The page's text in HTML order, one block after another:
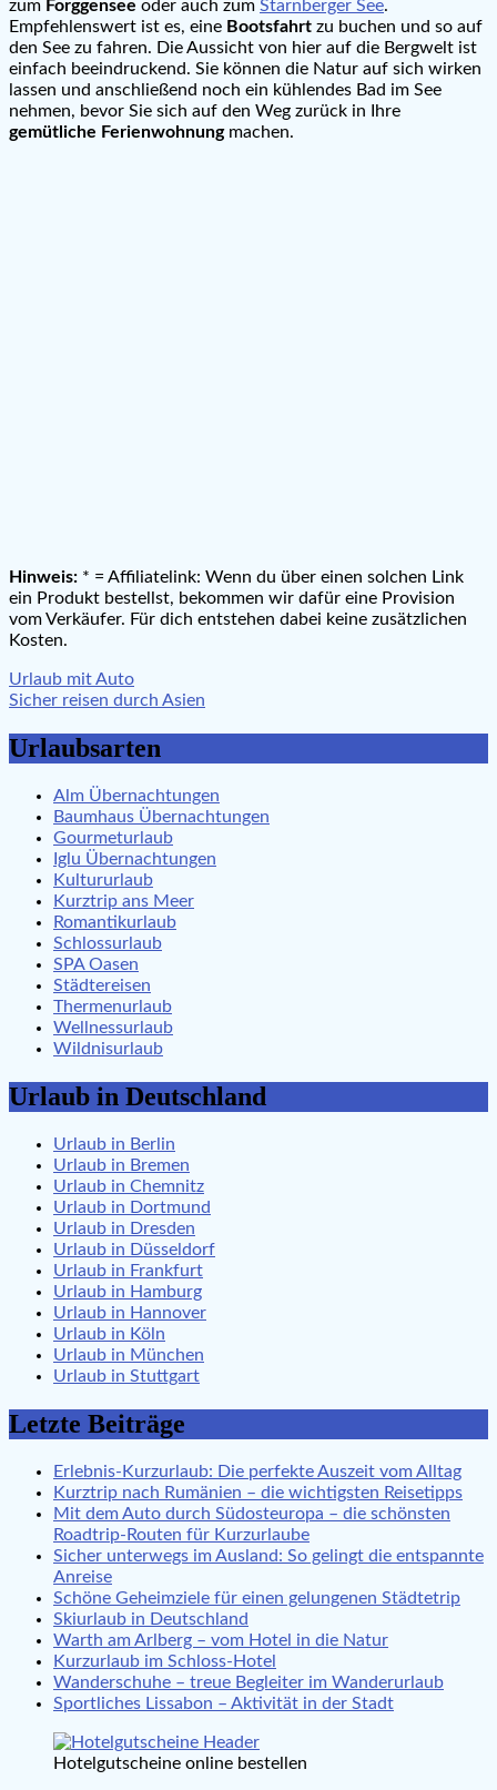
zum Forggensee oder auch zum Starnberger See.
Empfehlenswert ist es, eine Bootsfahrt zu buchen und so auf
den See zu fahren. Die Aussicht von hier auf die Bergwelt ist
einfach beeindruckend. Sie können die Natur auf sich wirken
lassen und anschließend noch ein kühlendes Bad im See
nehmen, bevor Sie sich auf den Weg zurück in Ihre
gemütliche Ferienwohnungmachen.
Hinweis: * = Affiliatelink: Wenn du über einen solchen Link
ein Produkt bestellst, bekommen wir dafür eine Provision
vom Verkäufer. Für dich entstehen dabei keine zusätzlichen
Kosten.
Beitragsnavigation
Urlaub mit Auto
Sicher reisen durch Asien
Urlaubsarten
Alm Übernachtungen
Baumhaus Übernachtungen
Gourmeturlaub
Iglu Übernachtungen
Kultururlaub
Kurztrip ans Meer
Romantikurlaub
Schlossurlaub
SPA Oasen
Städtereisen
Thermenurlaub
Wellnessurlaub
Wildnisurlaub
Urlaub in Deutschland
Urlaub in Berlin
Urlaub in Bremen
Urlaub in Chemnitz
Urlaub in Dortmund
Urlaub in Dresden
Urlaub in Düsseldorf
Urlaub in Frankfurt
Urlaub in Hamburg
Urlaub in Hannover
Urlaub in Köln
Urlaub in München
Urlaub in Stuttgart
Letzte Beiträge
Erlebnis-Kurzurlaub: Die perfekte Auszeit vom Alltag
Kurztrip nach Rumänien – die wichtigsten Reisetipps
Mit dem Auto durch Südosteuropa – die schönsten
Roadtrip-Routen für Kurzurlaube
Sicher unterwegs im Ausland: So gelingt die entspannte
Anreise
Schöne Geheimziele für einen gelungenen Städtetrip
Skiurlaub in Deutschland
Warth am Arlberg – vom Hotel in die Natur
Kurzurlaub im Schloss-Hotel
Wanderschuhe – treue Begleiter im Wanderurlaub
Sportliches Lissabon – Aktivität in der Stadt
Hotelgutscheine online bestellen